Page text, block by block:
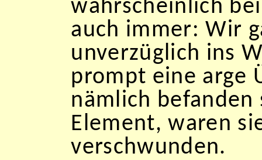
wahrscheinlich
auch immer: Wir
unverzüglich ins
prompt eine arge
nämlich
Element, waren
verschwunden.